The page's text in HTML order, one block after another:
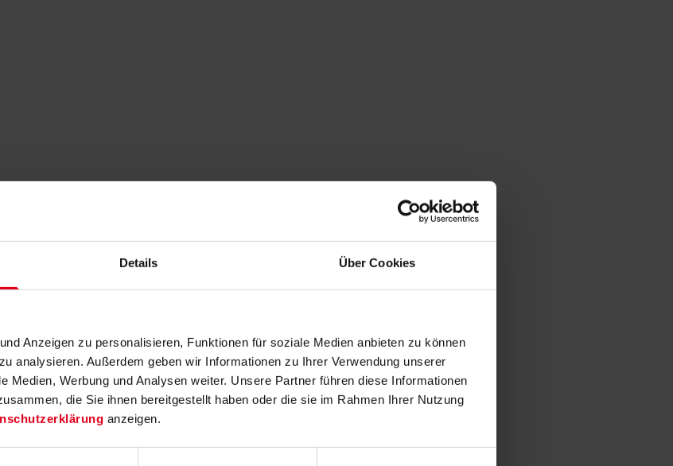
Details Über Cookies
Anzeigen zu personalisieren, Funktionen für soziale Medien anbieten zu können
analysieren. Außerdem geben wir Informationen zu Ihrer Verwendung unserer
Medien, Werbung und Analysen weiter. Unsere Partner führen diese Informationen
die Sie ihnen bereitgestellt haben oder die sie im Rahmen Ihrer Nutzung
anzeigen.